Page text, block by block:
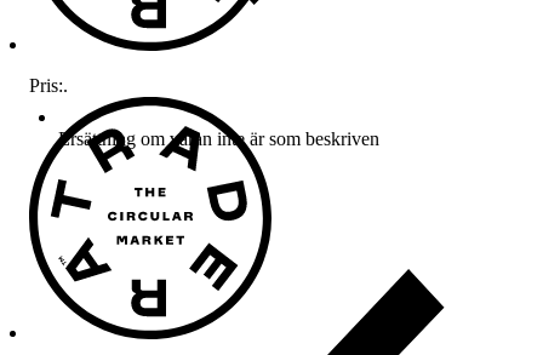
Ersättning om varan inte är som beskriven
Pris:.